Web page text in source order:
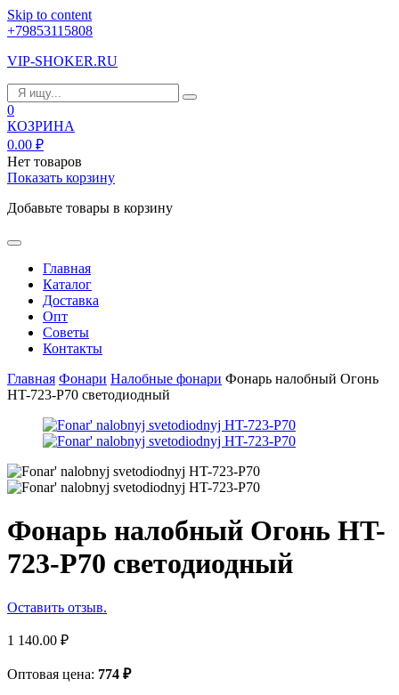
Skip to content
+79853115808
VIP-SHOKER.RU
0
КОЗРИНА
0.00 ₽
Нет товаров
Показать корзину
Добавьте товары в корзину
Главная
Каталог
Доставка
Опт
Советы
Контакты
Главная Фонари Налобные фонари Фонарь налобный Огонь
HT-723-P70 светодиодный
Фонарь налобный Огонь HT-
723-P70 светодиодный
Оставить отзыв.
1 140.00 ₽
Оптовая цена: 774 ₽